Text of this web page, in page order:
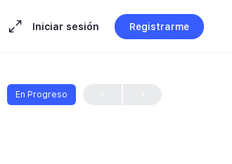
Iniciar sesión Registrarme
En Progreso